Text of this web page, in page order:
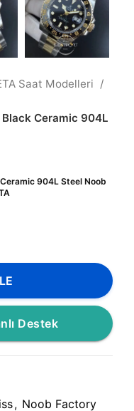
Saat Modelleri
Black Ceramic 904L
904L Steel Noob
Destek
, Noob Factory